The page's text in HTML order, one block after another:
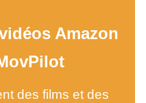
Amazon
des films et des